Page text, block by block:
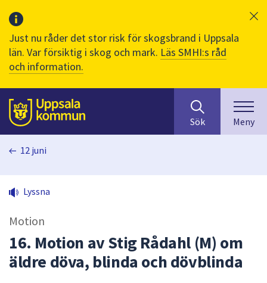
Just nu råder det stor risk för skogsbrand i Uppsala
län. Var försiktig i skog och mark. Läs SMHI:s råd
och information.
Till sidans
huvudinnehåll
efter
innehåll
på
sökfältet
kommer
sökförslag
Sök Meny
12 juni
Lyssna
Motion
16. Motion av Stig Rådahl (M) om
äldre döva, blinda och dövblinda